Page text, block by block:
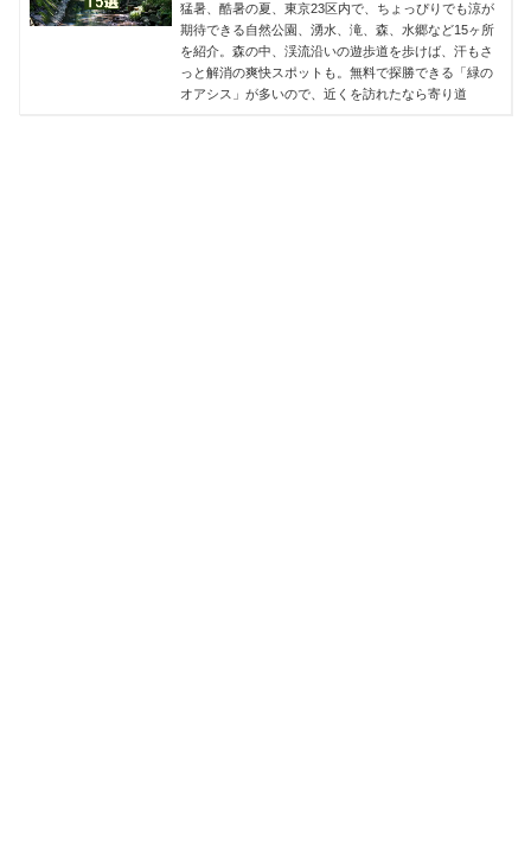
猛暑、酷暑の夏、東京23区内で、ちょっぴりでも涼が
期待できる自然公園、湧水、滝、森、水郷など15ヶ所
を紹介。森の中、渓流沿いの遊歩道を歩けば、汗もさ
っと解消の爽快スポットも。無料で探勝できる「緑の
オアシス」が多いので、近くを訪れたなら寄り道